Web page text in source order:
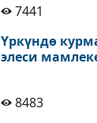
7441
Үркүндө
элеси
8483